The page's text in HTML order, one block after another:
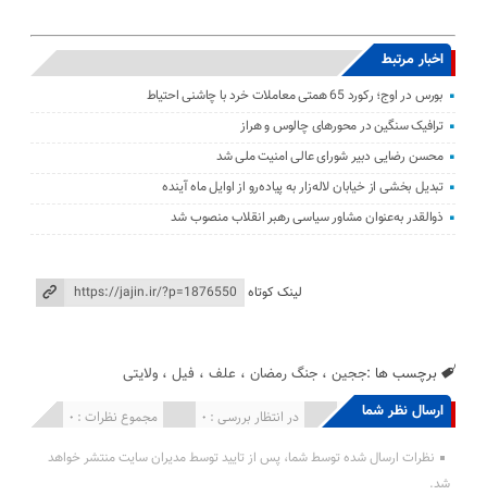
اخبار مرتبط
بورس در اوج؛ رکورد 65 همتی معاملات خرد با چاشنی احتیاط
ترافیک سنگین در محورهای چالوس و هراز
محسن رضایی دبیر شورای عالی امنیت ملی شد
تبدیل بخشی از خیابان لاله‌زار به پیاده‌رو از اوایل ماه آینده
ذوالقدر به‌عنوان مشاور سیاسی رهبر انقلاب منصوب شد
لینک کوتاه
برچسب ها :ججین ،جنگ رمضان ، علف ، فیل ،ولایتی
ارسال نظر شما مجموع نظرات : 0 در انتظار بررسی : 0 انتشار یافته : 0
نظرات ارسال شده توسط شما، پس از تایید توسط مدیران سایت منتشر خواهد
شد.